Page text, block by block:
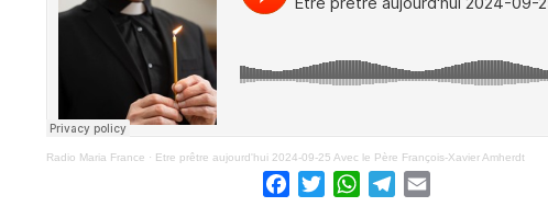
Radio Maria France · Etre prêtre aujourd'hui 2024-09-25 Avec le Père François-Xavier Amherdt
Facebook
TwitterWhatsApp
Telegram